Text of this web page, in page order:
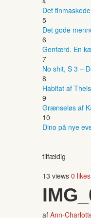
Det
5
Det gode
6
Genfærd. En
7
No shit, S 3 –
8
Habitat af
9
Grænseløs af
10
Dino på nye
tilfældig
13 views 0 likes
af Ann-